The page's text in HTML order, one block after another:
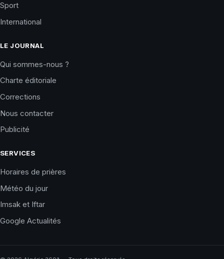
Sport
International
LE JOURNAL
Qui sommes-nous ?
Charte éditoriale
Corrections
Nous contacter
Publicité
SERVICES
Horaires de prières
Météo du jour
Imsak et Iftar
Google Actualités